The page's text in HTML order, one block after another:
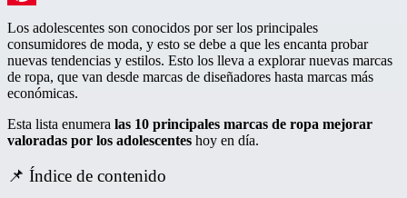
Pinterest
Los adolescentes son conocidos por ser los principales
consumidores de moda, y esto se debe a que les encanta probar
nuevas tendencias y estilos. Esto los lleva a explorar nuevas marcas
de ropa, que van desde marcas de diseñadores hasta marcas más
económicas.
Esta lista enumera las 10 principales marcas de ropa mejorar
valoradas por los adolescentes hoy en día.
📌 Índice de contenido